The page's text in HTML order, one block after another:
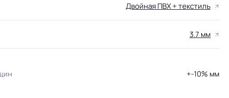
Двойная ПВХ + текстиль
3.7 мм
+-10% мм